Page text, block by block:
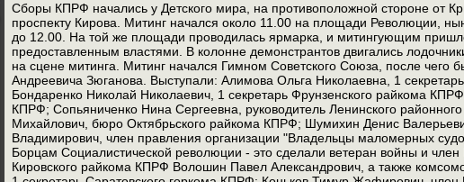
Сборы КПРФ начались у Детского мира, на противоположной стороне от
проспекту Кирова. Митинг начался около 11.00 на площади Революции,
до 12.00. На той же площади проводилась ярмарка, и митингующим
предоставленным властями. В колонне демонстрантов двигались
на сцене митинга. Митинг начался Гимном Советского Союза, после
Андреевича Зюганова. Выступали: Алимова Ольга Николаевна, 1
Бондаренко Николай Николаевич, 1 секретарь Фрунзенского райкома
КПРФ; Сопьяниченко Нина Сергеевна, руководитель Ленинского
Михайлович, бюро Октябрьского райкома КПРФ; Шумихин Денис
Владимирович, член правления организации "Владельцы маломерных
Борцам Социалистической революции - это сделали ветеран войны и
Кировского райкома КПРФ Волошин Павел Александрович, а также